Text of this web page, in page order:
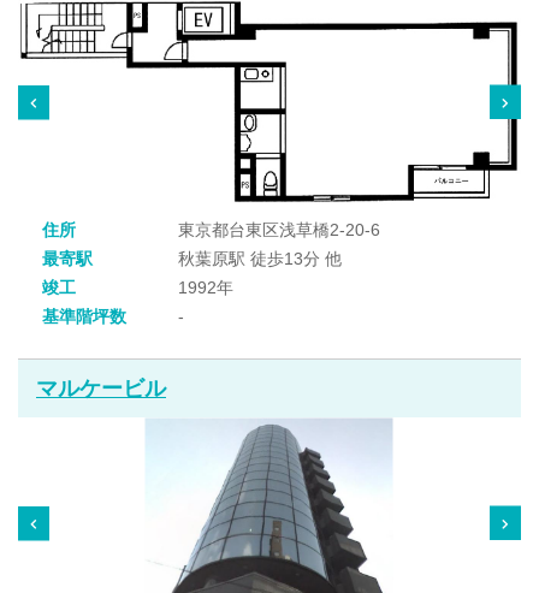
住所
東京都台東区浅草橋2-20-6
最寄駅
秋葉原駅 徒歩13分 他
竣工
1992年
基準階坪数
-
マルケービル